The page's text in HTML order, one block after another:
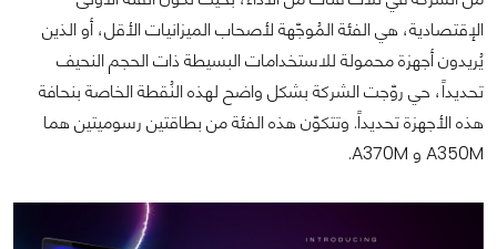
الإقتصادية، هي الفئة المُوجّهة لأصحاب الميزانيات الأقل، أو الذين
يُريدون أجهزة محمولة للاستخدامات البسيطة ذات الحجم النحيف
تحديداً، حي روّجت الشركة بشكل واضح لهذه النُقطة الخاصة بنحافة
هذه الأجهزة تحديداً. وتتكوّن هذه الفئة من بطاقتين رسوميتين هما
A350M و A370M.